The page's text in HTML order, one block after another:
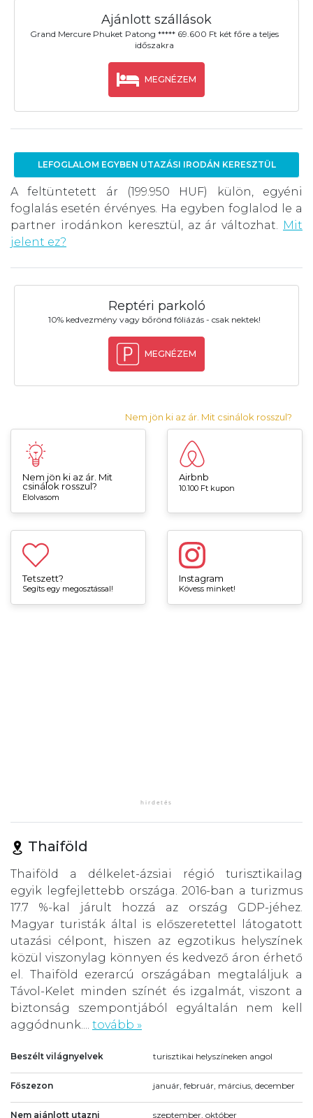
Ajánlott szállások
Grand Mercure Phuket Patong ***** 69.600 Ft két főre a teljes
időszakra
MEGNÉZEM
LEFOGLALOM EGYBEN UTAZÁSI IRODÁN KERESZTÜL
A feltüntetett ár (199.950 HUF) külön, egyéni
foglalás esetén érvényes. Ha egyben foglalod le a
partner irodánkon keresztül, az ár változhat.
Mit
jelent ez?
Reptéri parkoló
10% kedvezmény vagy bőrönd fóliázás - csak nektek!
MEGNÉZEM
Nem jön ki az ár. Mit csinálok rosszul?
Nem jön ki az ár. Mit
csinálok rosszul?
Elolvasom
Airbnb
10.100 Ft kupon
Tetszett?
Segíts egy megosztással!
Instagram
Kövess minket!
Thaiföld
Thaiföld a délkelet-ázsiai régió turisztikailag
egyik legfejlettebb országa. 2016-ban a turizmus
17.7 %-kal járult hozzá az ország GDP-jéhez.
Magyar turisták által is előszeretettel látogatott
utazási célpont, hiszen az egzotikus helyszínek
közül viszonylag könnyen és kedvező áron érhető
el. Thaiföld ezerarcú országában megtaláljuk a
Távol-Kelet minden színét és izgalmát, viszont a
biztonság szempontjából egyáltalán nem kell
aggódnunk.... tovább »
Beszélt világnyelvek turisztikai helyszíneken angol
Főszezon január, február, március, december
Nem ajánlott utazni szeptember, október